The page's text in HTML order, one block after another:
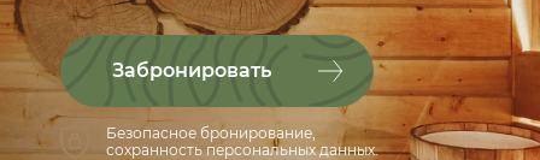
Забронировать
Безопасное бронирование,
сохранность персональных данных.